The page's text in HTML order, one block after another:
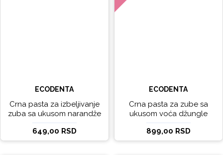
ECODENTA
Crna pasta za izbeljivanje
zuba sa ukusom narandže
Ecodenta 100 ml
649,00 RSD
ECODENTA
Crna pasta za zube sa
ukusom voća džungle
Ecodenta 75 ml
899,00 RSD